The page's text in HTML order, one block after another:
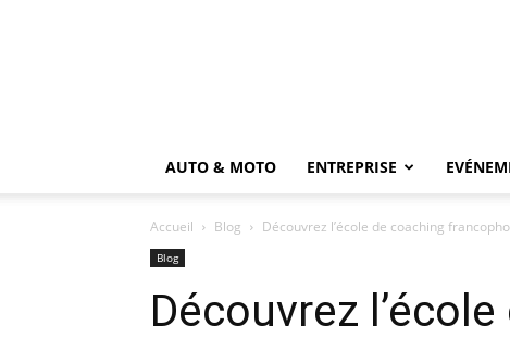
AUTO & MOTO ENTREPRISE
Accueil Blog Découvrez l’école de coaching
Blog
Découvrez